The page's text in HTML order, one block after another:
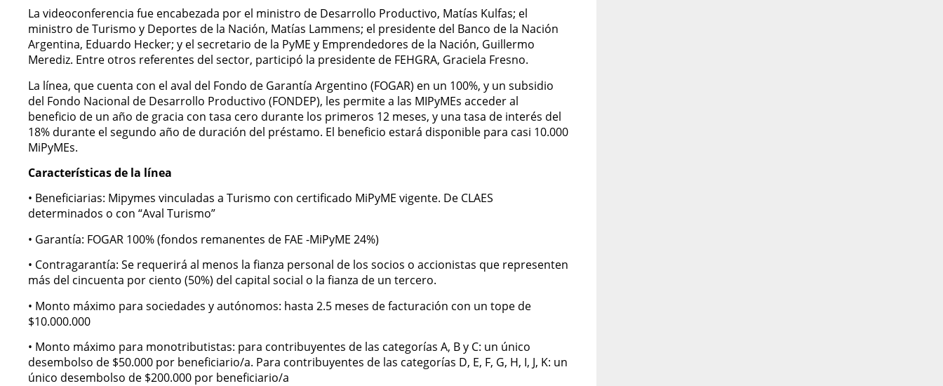
La videoconferencia fue encabezada por el ministro de Desarrollo Productivo, Matías Kulfas; el
ministro de Turismo y Deportes de la Nación, Matías Lammens; el presidente del Banco de la Nación
Argentina, Eduardo Hecker; y el secretario de la PyME y Emprendedores de la Nación, Guillermo
Merediz. Entre otros referentes del sector, participó la presidente de FEHGRA, Graciela Fresno.
La línea, que cuenta con el aval del Fondo de Garantía Argentino (FOGAR) en un 100%, y un subsidio
del Fondo Nacional de Desarrollo Productivo (FONDEP), les permite a las MIPyMEs acceder al
beneficio de un año de gracia con tasa cero durante los primeros 12 meses, y una tasa de interés del
18% durante el segundo año de duración del préstamo. El beneficio estará disponible para casi 10.000
MiPyMEs.
Características de la línea
• Beneficiarias: Mipymes vinculadas a Turismo con certificado MiPyME vigente. De CLAES
determinados o con “Aval Turismo”
• Garantía: FOGAR 100% (fondos remanentes de FAE -MiPyME 24%)
• Contragarantía: Se requerirá al menos la fianza personal de los socios o accionistas que representen
más del cincuenta por ciento (50%) del capital social o la fianza de un tercero.
• Monto máximo para sociedades y autónomos: hasta 2.5 meses de facturación con un tope de
$10.000.000
• Monto máximo para monotributistas: para contribuyentes de las categorías A, B y C: un único
desembolso de $50.000 por beneficiario/a. Para contribuyentes de las categorías D, E, F, G, H, I, J, K: un
único desembolso de $200.000 por beneficiario/a